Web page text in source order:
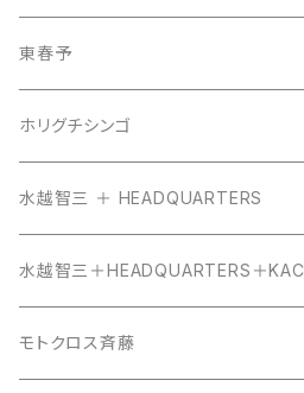
東春予
ホリグチシンゴ
水越智三 ＋ HEADQUARTERS
水越智三＋HEADQUARTERS＋KAC
モトクロス斉藤